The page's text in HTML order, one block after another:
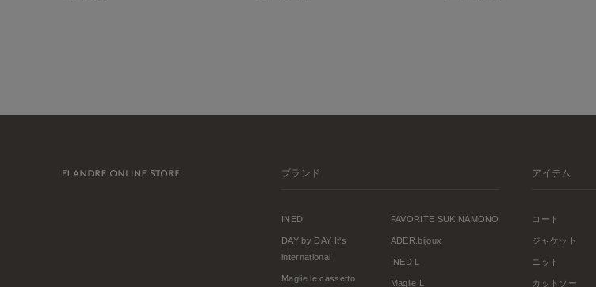
ブランド
INED
DAY by DAY It's
international
Maglie le cassetto
FAVORITE SUKINAMONO
ADER.bijoux
INED L
Maglie L
アイテム
コート
ジャケット
ニット
カットソー